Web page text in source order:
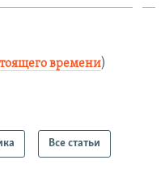
времени)
Все статьи